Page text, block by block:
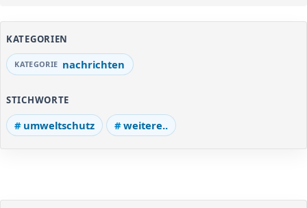
KATEGORIEN
nachrichten
STICHWORTE
umweltschutz weitere..